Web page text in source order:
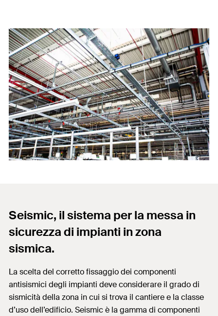
Seismic, il sistema per la messa in
sicurezza di impianti in zona
sismica.
La scelta del corretto fissaggio dei componenti
antisismici degli impianti deve considerare il grado di
sismicità della zona in cui si trova il cantiere e la classe
d’uso dell’edificio. Seismic è la gamma di componenti